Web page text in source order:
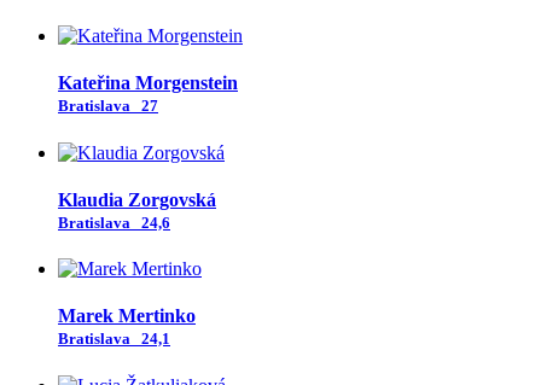
Kateřina Morgenstein
Bratislava 27
Klaudia Zorgovská
Bratislava 24,6
Marek Mertinko
Bratislava 24,1